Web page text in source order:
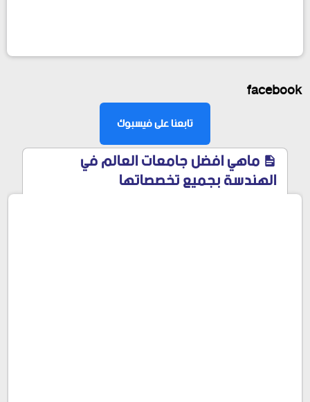
facebook
تابعنا على فيسبوك
ماهي افضل جامعات العالم في
الهندسة بجميع تخصصاتها